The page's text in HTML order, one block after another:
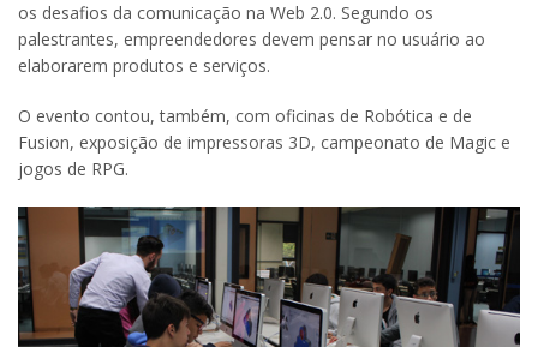
os desafios da comunicação na Web 2.0. Segundo os
palestrantes, empreendedores devem pensar no usuário ao
elaborarem produtos e serviços.
O evento contou, também, com oficinas de Robótica e de
Fusion, exposição de impressoras 3D, campeonato de Magic e
jogos de RPG.